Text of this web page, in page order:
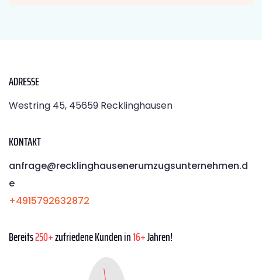
ADRESSE
Westring 45, 45659 Recklinghausen
KONTAKT
anfrage@recklinghausenerumzugsunternehmen.d
e
+4915792632872
Bereits250+zufriedene Kunden in16+Jahren!